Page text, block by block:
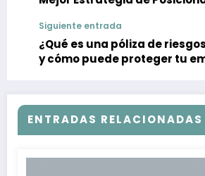
Siguiente entrada
¿Qué es una póliza de
y cómo puede proteger tu
ENTRADAS RELACIONADAS